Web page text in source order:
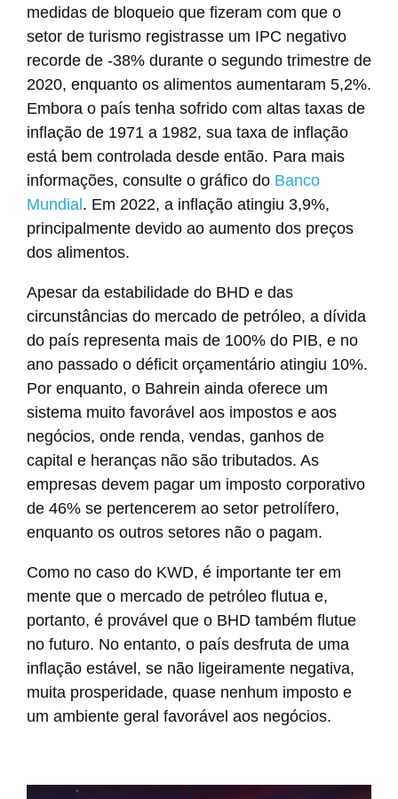
medidas de bloqueio que fizeram com que o
setor de turismo registrasse um IPC negativo
recorde de -38% durante o segundo trimestre de
2020, enquanto os alimentos aumentaram 5,2%.
Embora o país tenha sofrido com altas taxas de
inflação de 1971 a 1982, sua taxa de inflação
está bem controlada desde então. Para mais
informações, consulte o gráfico do Banco
Mundial. Em 2022, a inflação atingiu 3,9%,
principalmente devido ao aumento dos preços
dos alimentos.
Apesar da estabilidade do BHD e das
circunstâncias do mercado de petróleo, a dívida
do país representa mais de 100% do PIB, e no
ano passado o déficit orçamentário atingiu 10%.
Por enquanto, o Bahrein ainda oferece um
sistema muito favorável aos impostos e aos
negócios, onde renda, vendas, ganhos de
capital e heranças não são tributados. As
empresas devem pagar um imposto corporativo
de 46% se pertencerem ao setor petrolífero,
enquanto os outros setores não o pagam.
Como no caso do KWD, é importante ter em
mente que o mercado de petróleo flutua e,
portanto, é provável que o BHD também flutue
no futuro. No entanto, o país desfruta de uma
inflação estável, se não ligeiramente negativa,
muita prosperidade, quase nenhum imposto e
um ambiente geral favorável aos negócios.